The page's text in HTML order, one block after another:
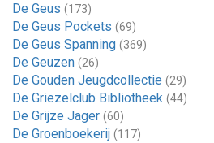
De Geus (173)
De Geus Pockets (69)
De Geus Spanning (369)
De Geuzen (26)
De Gouden Jeugdcollectie (29)
De Griezelclub Bibliotheek (44)
De Grijze Jager (60)
De Groenboekerij (117)